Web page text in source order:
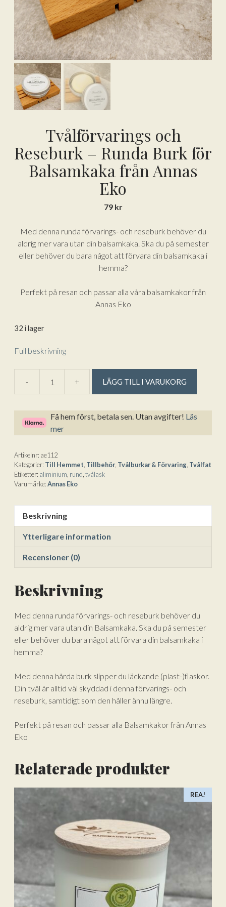
Tvålförvarings och
Reseburk – Runda Burk för
Balsamkaka från Annas
Eko
79 kr
Med denna runda förvarings- och reseburk behöver du
aldrig mer vara utan din balsamkaka. Ska du på semester
eller behöver du bara något att förvara din balsamkaka i
hemma?
Perfekt på resan och passar alla våra balsamkakor från
Annas Eko
32 i lager
Full beskrivning
-
Tvålförvarings
Reseburk
Runda
Balsamkaka
Eko
+ LÄGG TILL I VARUKORG
e
n
t
i
v
Få hem först, betala sen. Utan avgifter! Läs
mer
Artikelnr: ae112
Kategorier: Till Hemmet Tillbehör Tvålburkar & Förvaring Tvålfat
Etiketter: aliminium rund tvålask
Varumärke:Annas Eko
Beskrivning
Ytterligare information
Recensioner (0)
Beskrivning
Med denna runda förvarings- och reseburk behöver du
aldrig mer vara utan din Balsamkaka. Ska du på semester
eller behöver du bara något att förvara din balsamkaka i
hemma?
Med denna hårda burk slipper du läckande (plast-)flaskor.
Din tvål är alltid väl skyddad i denna förvarings- och
reseburk, samtidigt som den håller ännu längre.
Perfekt på resan och passar alla Balsamkakor från Annas
Eko
Relaterade produkter
REA!